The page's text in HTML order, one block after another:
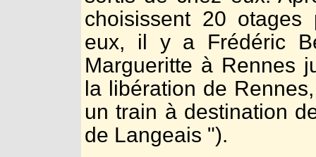
choisissent 20
eux, il y a Frédéric
Margueritte à Rennes
la libération de
un train à destination
de Langeais ").